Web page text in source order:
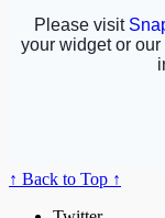
↑ Back to Top ↑